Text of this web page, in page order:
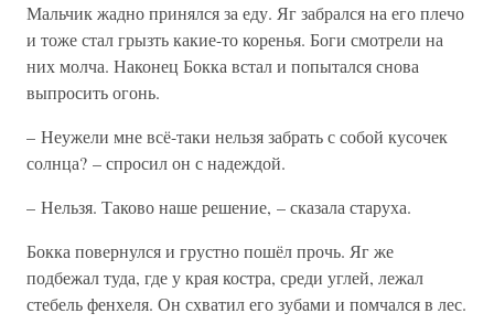
Мальчик жадно принялся за еду. Яг забрался на его плечо
и тоже стал грызть какие-то коренья. Боги смотрели на
них молча. Наконец Бокка встал и попытался снова
выпросить огонь.
– Неужели мне всё-таки нельзя забрать с собой кусочек
солнца? – спросил он с надеждой.
– Нельзя. Таково наше решение, – сказала старуха.
Бокка повернулся и грустно пошёл прочь. Яг же
подбежал туда, где у края костра, среди углей, лежал
стебель фенхеля. Он схватил его зубами и помчался в лес.